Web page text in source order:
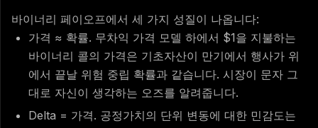
바이너리 페이오프에서 세 가지 성질이 나옵니다:
가격 ≈ 확률. 무차익 가격 모델 하에서 $1을 지불하는
바이너리 콜의 가격은 기초자산이 만기에서 행사가 위
에서 끝날 위험 중립 확률과 같습니다. 시장이 문자 그
대로 자신이 생각하는 오즈를 알려줍니다.
Delta = 가격. 공정가치의 단위 변동에 대한 민감도는